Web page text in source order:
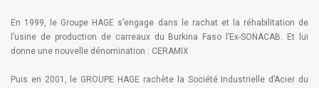
En 1999, le Groupe HAGE s’engage dans le rachat et la réhabilitation de
l’usine de production de carreaux du Burkina Faso l’Ex-SONACAB. Et lui
donne une nouvelle dénomination : CERAMIX
Puis en 2001, le GROUPE HAGE rachète la Société Industrielle d’Acier du